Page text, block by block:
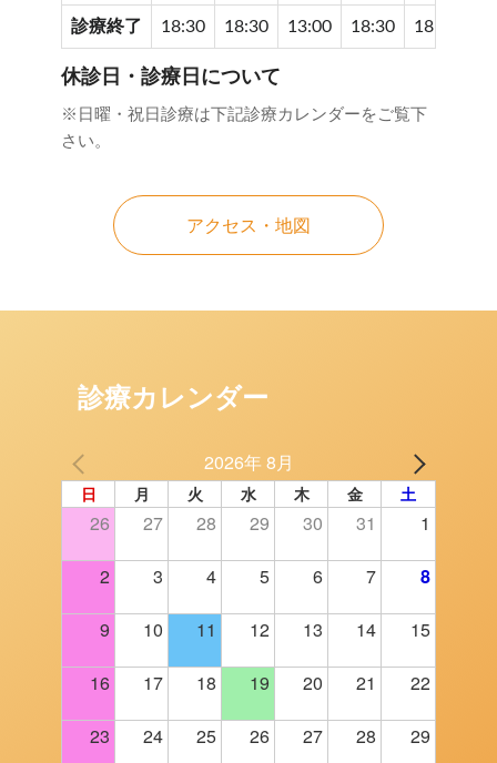
診療終了 18:30 18:30 13:00 18:30 18:30
休診日・診療日について
※日曜・祝日診療は下記診療カレンダーをご覧下
さい。
アクセス・地図
診療カレンダー
2026年 8月
日 月 火 水 木 金 土
26 27 28 29 30 31 1
2 3 4 5 6 7 8
9 10 11 12 13 14 15
16 17 18 19 20 21 22
23 24 25 26 27 28 29